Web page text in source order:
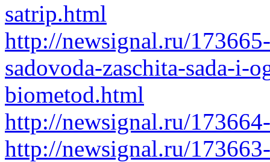
satrip.html
http://newsignal.ru/
sadovoda-zaschita-sada-i-
biometod.html
http://newsignal.ru/
http://newsignal.ru/